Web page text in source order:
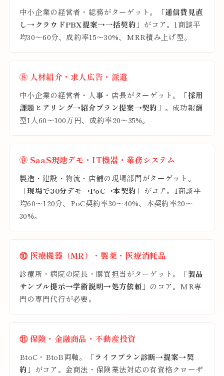
中小企業の経営者・総務がターゲット。
「通信費見直
し→クラウドPBX提案→一括契約」 がコア。1商談平
均30〜60分、成約率15〜30%、MRR積み上げ型。
⑧ 人材紹介・求人広告・派遣
中小企業の経営者・人事・店長がターゲット。
「採用
課題ヒアリング→紹介プラン提案→契約」 。成功報酬
型1人60〜100万円、成約率20〜35%。
⑨ SaaS現地デモ・IT機器・業務システム
製造・建設・物流・店舗の現場部門がターゲット。
「現場で30分デモ→PoC→本契約」 がコア。1商談平
均60〜120分、PoC契約率30〜40%、本契約率20〜
30%。
⑩ 医療機器（MR）・製薬・医療消耗品
診療所・病院の院長・購買担当がターゲット。
「製品
サンプル提示→学術説明→処方依頼」 のコア。MR専
門の専門代行が必要。
⑪ 保険・金融商品・不動産投資
BtoC・BtoB両軸。
「ライフプラン診断→提案→契
約」 がコア。金商法・保険業法対応の有資格クローザ